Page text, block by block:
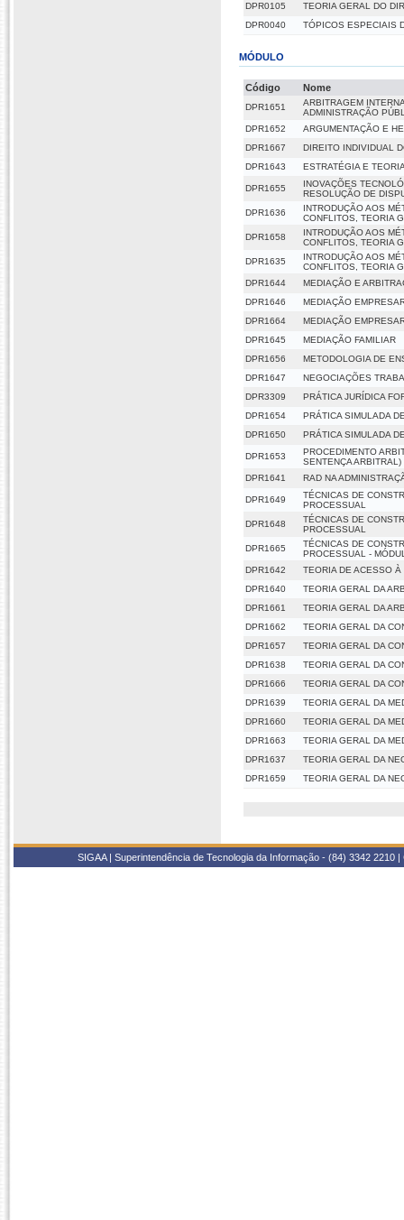
DPR0105
TEORIA GERAL DO
DPR0040
TÓPICOS ESPECIAIS
MÓDULO
Código Nome
DPR1651
ARBITRAGEM
ADMINISTRAÇÃO
DPR1652
ARGUMENTAÇÃO E
DPR1667
DIREITO INDIVIDUAL
DPR1643
ESTRATÉGIA E
DPR1655
INOVAÇÕES
RESOLUÇÃO DE
DPR1636
INTRODUÇÃO AOS
CONFLITOS, TEORIA
DPR1658
INTRODUÇÃO AOS
CONFLITOS, TEORIA
DPR1635
INTRODUÇÃO AOS
CONFLITOS, TEORIA
DPR1644
MEDIAÇÃO E
DPR1646
MEDIAÇÃO
DPR1664
MEDIAÇÃO
DPR1645
MEDIAÇÃO FAMILIAR
DPR1656
METODOLOGIA DE
DPR1647
NEGOCIAÇÕES
DPR3309
PRÁTICA JURÍDICA
DPR1654
PRÁTICA SIMULADA
DPR1650
PRÁTICA SIMULADA
DPR1653
PROCEDIMENTO
SENTENÇA ARBITRAL)
DPR1641
RAD NA
DPR1649
TÉCNICAS DE
PROCESSUAL
DPR1648
TÉCNICAS DE
PROCESSUAL
DPR1665
TÉCNICAS DE
PROCESSUAL -
DPR1642
TEORIA DE ACESSO À
DPR1640
TEORIA GERAL DA
DPR1661
TEORIA GERAL DA
DPR1662
TEORIA GERAL DA
DPR1657
TEORIA GERAL DA
DPR1638
TEORIA GERAL DA
DPR1666
TEORIA GERAL DA
DPR1639
TEORIA GERAL DA
DPR1660
TEORIA GERAL DA
DPR1663
TEORIA GERAL DA
DPR1637
TEORIA GERAL DA
DPR1659
TEORIA GERAL DA
SIGAA | Superintendência de Tecnologia da Informação - (84) 3342